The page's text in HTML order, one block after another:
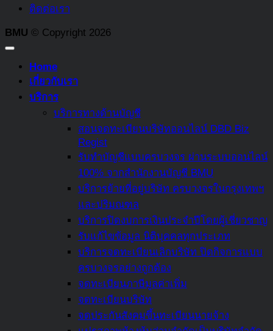
ติดต่อเรา
BMU © Copyright 2026
Home
เกี่ยวกับเรา
บริการ
บริการทางด้านบัญชี
สอนจดทะเบียนบริษัทออนไลน์ DBD Biz
Regist
รับทำบัญชีแบบครบวงจร ผ่านระบบออนไลน์
100% จากสำนักงานบัญชี BMU
บริการย้ายที่อยู่บริษัท ครบวงจรในกรุงเทพฯ
และปริมณฑล
บริการปิดงบการเงินประจำปีโดยผู้เชี่ยวชาญ
รับแก้ไขข้อมูล นิติบุคคลทุกประเภท
บริการจดทะเบียนเลิกบริษัท ปิดกิจการแบบ
ครบวงจรอย่างถูกต้อง
จดทะเบียนภาษีมูลค่าเพิ่ม
จดทะเบียนบริษัท
จดประกันสังคมขึ้นทะเบียนนายจ้าง